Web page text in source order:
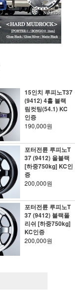
15인치 루피노T37
(9412) 4홀 블랙
림컷팅(54.1) KC
인증
190,000원
포터전륜 루피노T
37 (9412) 올블랙
[하중750kg] KC인
증
200,000원
포터전륜 루피노T
37 (9412) 블랙폴
리쉬 [하중750kg]
KC인증
200,000원